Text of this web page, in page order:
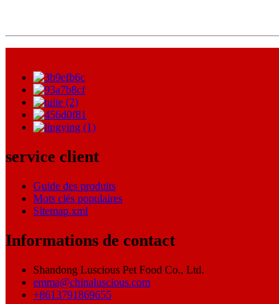
service client
Guide des produits
Mots clés populaires
Sitemap.xml
Informations de contact
Shandong Luscious Pet Food Co., Ltd.
emma@chinaluscious.com
+8613791869655